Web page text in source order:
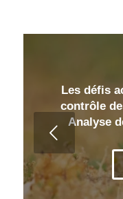
Les défis
contrôle
Analyse